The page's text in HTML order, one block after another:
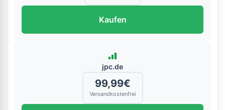
Kaufen
jpc.de
99,99€
Versandkostenfrei